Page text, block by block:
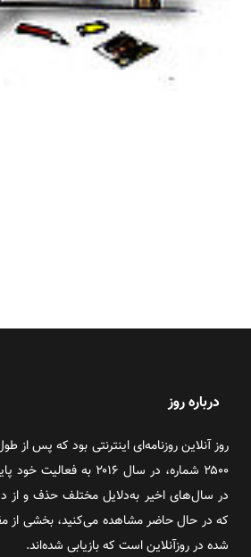
درباره روز
۲۵۰۰ شماره، در سال ۲۰۱۶
در سال‌های اخیر به‌دلایل مختلف حذف و
که در حال حاضر مشاهده می‌کنید، بخشی از
شده در روزآنلاین است که بازیابی شده‌اند.